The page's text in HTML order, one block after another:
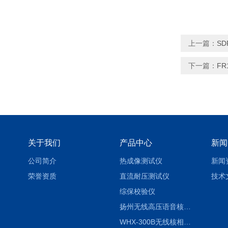
上一篇：
下一篇：
关于我们
公司简介
荣誉资质
产品中心
热成像测试仪
直流耐压测试仪
综保校验仪
扬州无线高压语音核相仪
新
新闻
技术